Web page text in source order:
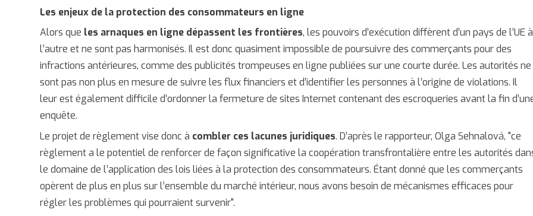
Les enjeux de la protection des consommateurs en ligne
Alors que les arnaques en ligne dépassent les frontières, les pouvoirs d’exécution diffèrent d’un pays de l’UE à
l’autre et ne sont pas harmonisés. Il est donc quasiment impossible de poursuivre des commerçants pour des
infractions antérieures, comme des publicités trompeuses en ligne publiées sur une courte durée. Les autorités ne
sont pas non plus en mesure de suivre les flux financiers et d’identifier les personnes à l’origine de violations. Il
leur est également difficile d’ordonner la fermeture de sites Internet contenant des escroqueries avant la fin
enquête.
Le projet de règlement vise donc à combler ces lacunes juridiques. D’après le rapporteur, Olga Sehnalová, "ce
règlement a le potentiel de renforcer de façon significative la coopération transfrontalière entre les autorités
le domaine de l’application des lois liées à la protection des consommateurs. Étant donné que les commerçants
opèrent de plus en plus sur l’ensemble du marché intérieur, nous avons besoin de mécanismes efficaces pour
régler les problèmes qui pourraient survenir".